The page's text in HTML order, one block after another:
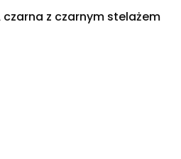
z czarnym stelażem